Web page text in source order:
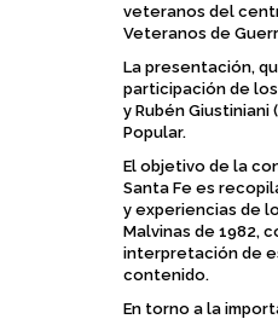
veteranos del
Veteranos de
La presentación,
participación de los
y Rubén
Popular.
El objetivo de la
Santa Fe es
y experiencias de
Malvinas de 1982,
interpretación de
contenido.
En torno a la